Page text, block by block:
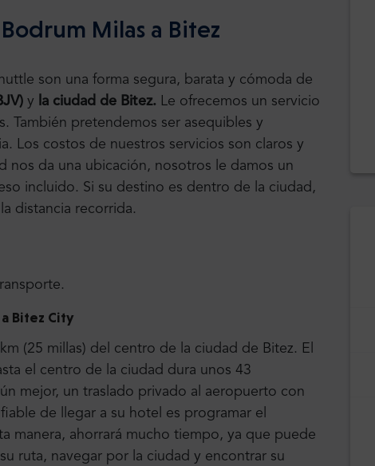
Milas a Bitez
son una forma segura, barata y cómoda de
y la ciudad de Bitez. Le ofrecemos un servicio
También pretendemos ser asequibles y
Los costos de nuestros servicios son claros y
nos da una ubicación, nosotros le damos un
incluido. Si su destino es dentro de la ciudad,
distancia recorrida.
Bitez City
(25 millas) del centro de la ciudad de Bitez. El
el centro de la ciudad dura unos 43
mejor, un traslado privado al aeropuerto con
de llegar a su hotel es programar el
manera, ahorrará mucho tiempo, ya que puede
ruta, navegar por la ciudad y encontrar su